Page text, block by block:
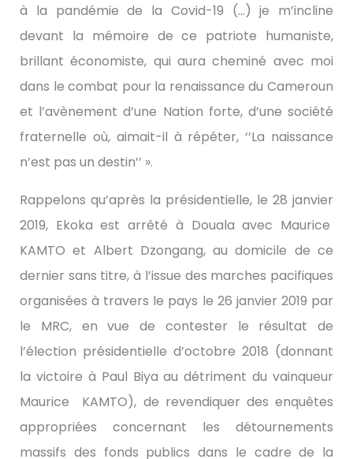
à la pandémie de la Covid-19 (…) je m’incline
devant la mémoire de ce patriote humaniste,
brillant économiste, qui aura cheminé avec moi
dans le combat pour la renaissance du Cameroun
et l’avènement d’une Nation forte, d’une société
fraternelle où, aimait-il à répéter, ‘’La naissance
n’est pas un destin’’ ».
Rappelons qu’après la présidentielle, le 28 janvier
2019, Ekoka est arrêté à Douala avec Maurice
KAMTO et Albert Dzongang, au domicile de ce
dernier sans titre, à l’issue des marches pacifiques
organisées à travers le pays le 26 janvier 2019 par
le MRC, en vue de contester le résultat de
l’élection présidentielle d’octobre 2018 (donnant
la victoire à Paul Biya au détriment du vainqueur
Maurice KAMTO), de revendiquer des enquêtes
appropriées concernant les détournements
massifs des fonds publics dans le cadre de la